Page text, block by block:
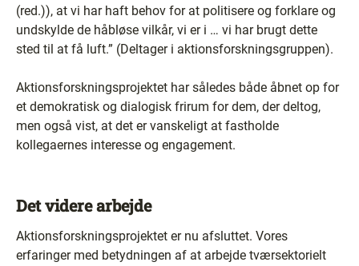
(red.)), at vi har haft behov for at politisere og forklare og
undskylde de håbløse vilkår, vi er i … vi har brugt dette
sted til at få luft.” (Deltager i aktionsforskningsgruppen).
Aktionsforskningsprojektet har således både åbnet op for
et demokratisk og dialogisk frirum for dem, der deltog,
men også vist, at det er vanskeligt at fastholde
kollegaernes interesse og engagement.
Det videre arbejde
Aktionsforskningsprojektet er nu afsluttet. Vores
erfaringer med betydningen af at arbejde tværsektorielt